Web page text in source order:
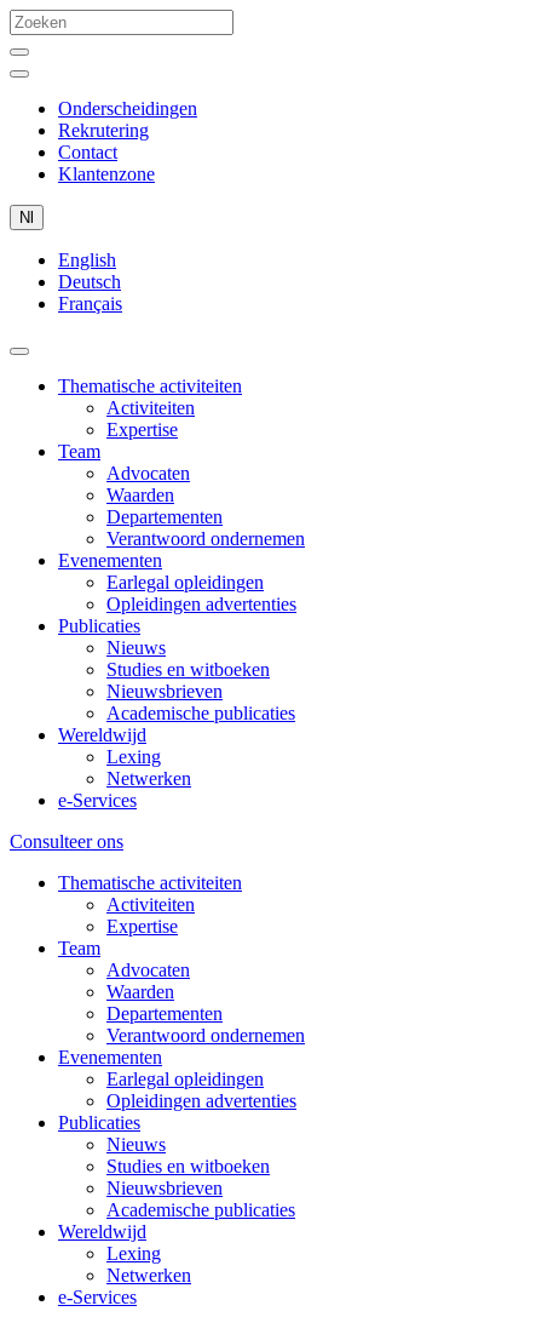
Onderscheidingen
Rekrutering
Contact
Klantenzone
Nl
English
Deutsch
Français
Thematische activiteiten
Activiteiten
Expertise
Team
Advocaten
Waarden
Departementen
Verantwoord ondernemen
Evenementen
Earlegal opleidingen
Opleidingen advertenties
Publicaties
Nieuws
Studies en witboeken
Nieuwsbrieven
Academische publicaties
Wereldwijd
Lexing
Netwerken
e-Services
Consulteer ons
Thematische activiteiten
Activiteiten
Expertise
Team
Advocaten
Waarden
Departementen
Verantwoord ondernemen
Evenementen
Earlegal opleidingen
Opleidingen advertenties
Publicaties
Nieuws
Studies en witboeken
Nieuwsbrieven
Academische publicaties
Wereldwijd
Lexing
Netwerken
e-Services